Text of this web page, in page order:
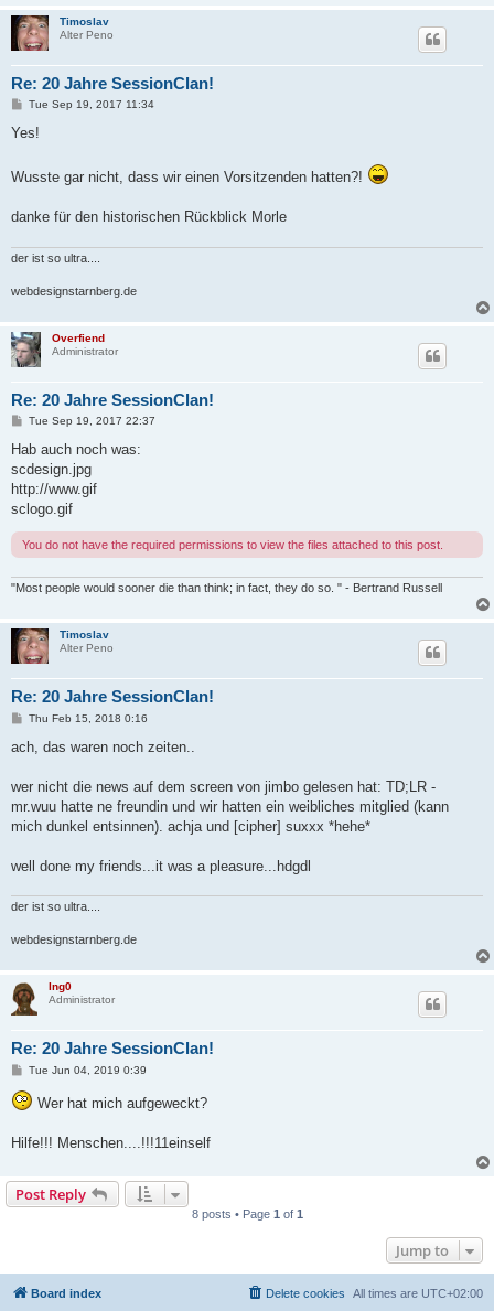
Timoslav
Alter Peno
Re: 20 Jahre SessionClan!
P
s
Tue Sep 19, 2017 11:34
Yes!
Wusste gar nicht, dass wir einen Vorsitzenden hatten?!
danke für den historischen Rückblick Morle
der ist so ultra....
webdesignstarnberg.de
Overfiend
Administrator
Re: 20 Jahre SessionClan!
P
s
Tue Sep 19, 2017 22:37
Hab auch noch was:
scdesign.jpg
http://www.gif
sclogo.gif
You do not have the required permissions to view the files attached to this post.
"Most people would sooner die than think; in fact, they do so. " - Bertrand Russell
Timoslav
Alter Peno
Re: 20 Jahre SessionClan!
P
s
Thu Feb 15, 2018 0:16
ach, das waren noch zeiten..
wer nicht die news auf dem screen von jimbo gelesen hat: TD;LR -
mr.wuu hatte ne freundin und wir hatten ein weibliches mitglied (kann
mich dunkel entsinnen). achja und [cipher] suxxx *hehe*
well done my friends...it was a pleasure...hdgdl
der ist so ultra....
webdesignstarnberg.de
Ing0
Administrator
Re: 20 Jahre SessionClan!
P
s
t
Tue Jun 04, 2019 0:39
Wer hat mich aufgeweckt?
Hilfe!!! Menschen....!!!11einself
Post Reply
8 posts • Page 1 of 1
Jump to
Board index All times are UTC+02:00
Delete cookies